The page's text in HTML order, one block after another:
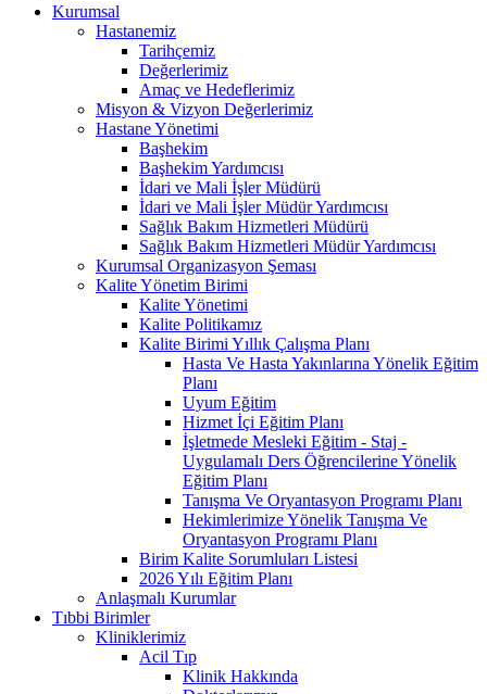
Kurumsal
Hastanemiz
Tarihçemiz
Değerlerimiz
Amaç ve Hedeflerimiz
Misyon & Vizyon Değerlerimiz
Hastane Yönetimi
Başhekim
Başhekim Yardımcısı
İdari ve Mali İşler Müdürü
İdari ve Mali İşler Müdür Yardımcısı
Sağlık Bakım Hizmetleri Müdürü
Sağlık Bakım Hizmetleri Müdür Yardımcısı
Kurumsal Organizasyon Şeması
Kalite Yönetim Birimi
Kalite Yönetimi
Kalite Politikamız
Kalite Birimi Yıllık Çalışma Planı
Hasta Ve Hasta Yakınlarına Yönelik Eğitim
Planı
Uyum Eğitim
Hizmet İçi Eğitim Planı
İşletmede Mesleki Eğitim - Staj -
Uygulamalı Ders Öğrencilerine Yönelik
Eğitim Planı
Tanışma Ve Oryantasyon Programı Planı
Hekimlerimize Yönelik Tanışma Ve
Oryantasyon Programı Planı
Birim Kalite Sorumluları Listesi
2026 Yılı Eğitim Planı
Anlaşmalı Kurumlar
Tıbbi Birimler
Kliniklerimiz
Acil Tıp
Klinik Hakkında